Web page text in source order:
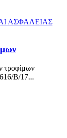
τροφίμων
Β/17...